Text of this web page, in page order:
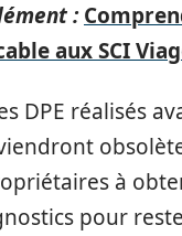
:
aux SCI
DPE réalisés
à
pour